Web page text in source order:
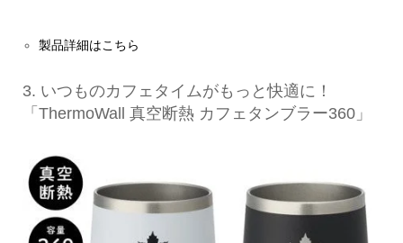
製品詳細はこちら
3. いつものカフェタイムがもっと快適に！
「ThermoWall 真空断熱 カフェタンブラー360」